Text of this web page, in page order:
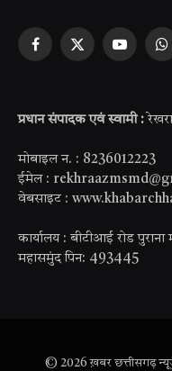
Facebook
X
YouTube
प्रधान संपादक एवं स्वामी :
मोबाइल न. : 8236012223
ईमेल :
वेबसाइट :
कार्यालय : बीटीआई रोड
महासमुंद पिन: 493445
© 2026 ख़बर छत्तीसगढ़